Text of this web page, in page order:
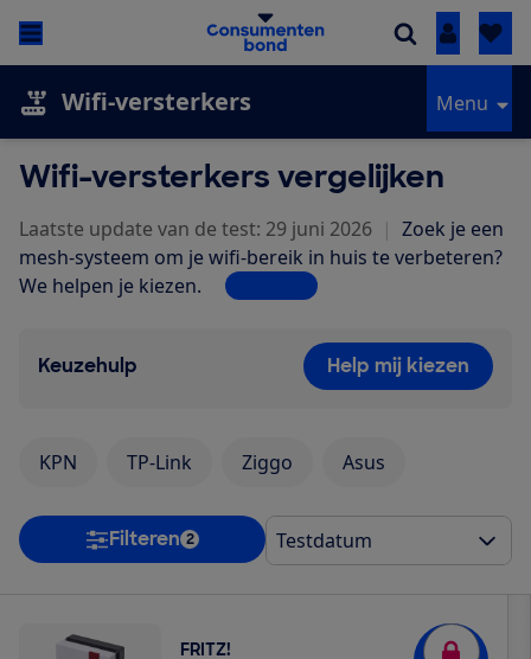
Inloggen
Wifi-versterkers Menu
Wifi-versterkers vergelijken
Laatste update van de test: 29 juni 2026 | Zoek je een
mesh-systeem om je wifi-bereik in huis te verbeteren?
We helpen je kiezen.
Lees meer
Keuzehulp Help mij kiezen
KPN TP-Link Ziggo Asus
Filteren 2
FRITZ!